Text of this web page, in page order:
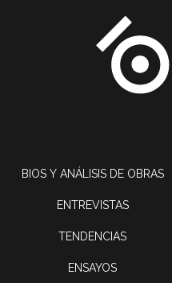
BIOS Y ANÁLISIS DE OBRAS
ENTREVISTAS
TENDENCIAS
ENSAYOS